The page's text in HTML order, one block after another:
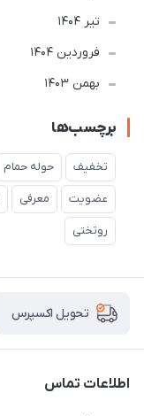
تير 1404
فروردین 1404
بهمن 1403
برچسب‌ها
تخفیف حوله حمام
عضویت معرفی
روتختی
تحویل اکسپرس
اطلاعات تماس